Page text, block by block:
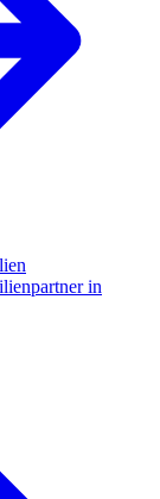
in